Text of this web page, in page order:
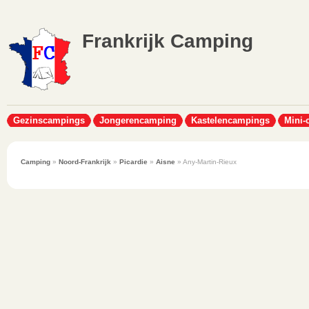
Frankrijk Camping
Gezinscampings Jongerencamping Kastelencampings Mini-
Camping » Noord-Frankrijk » Picardie » Aisne » Any-Martin-Rieux